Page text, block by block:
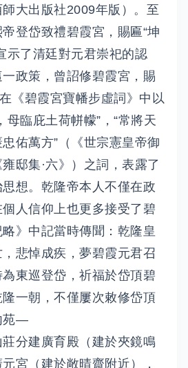
大出版社2009年版）。至
登岱致禮碧霞宮，賜匾“坤
示了清廷對元君崇祀的認
政策，曾詔修碧霞宮，賜
《碧霞宮寶幡步虛詞》中以
母臨庇土荷帡幪”，“常將天
忠佑萬方”（《世宗憲皇帝御
邸集·六》）之詞，表露了
想。乾隆帝本人不僅在政
人信仰上也更多接受了碧
》中記當時傳聞：乾隆皇
悲悼成疾，夢碧霞元君召
東巡登岱，祈福於岱頂碧
一朝，不僅屢次敕修岱頂
苑—
分建廣育殿（建於夾鏡鳴
宮（建於敞晴齋附近），